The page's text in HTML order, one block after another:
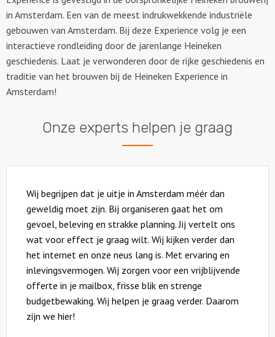
in Amsterdam. Een van de meest indrukwekkende industriële
gebouwen van Amsterdam. Bij deze Experience volg je een
interactieve rondleiding door de jarenlange Heineken
geschiedenis. Laat je verwonderen door de rijke geschiedenis en
traditie van het brouwen bij de Heineken Experience in
Amsterdam!
Onze experts helpen je graag
Wij begrijpen dat je uitje in Amsterdam méér dan
geweldig moet zijn. Bij organiseren gaat het om
gevoel, beleving en strakke planning. Jij vertelt ons
wat voor effect je graag wilt. Wij kijken verder dan
het internet en onze neus lang is. Met ervaring en
inlevingsvermogen. Wij zorgen voor een vrijblijvende
offerte in je mailbox, frisse blik en strenge
budgetbewaking. Wij helpen je graag verder. Daarom
zijn we hier!